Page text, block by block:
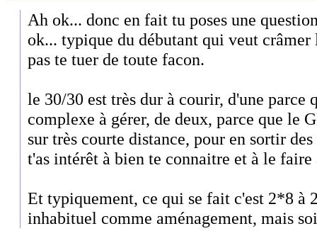
Ah ok... donc en fait tu poses une
ok... typique du débutant qui veut crâmer
pas te tuer de toute facon.
le 30/30 est très dur à courir, d'une parce
complexe à gérer, de deux, parce que le
sur très courte distance, pour en sortir
t'as intérêt à bien te connaitre et à le faire
Et typiquement, ce qui se fait c'est 2*8 à
inhabituel comme aménagement, mais